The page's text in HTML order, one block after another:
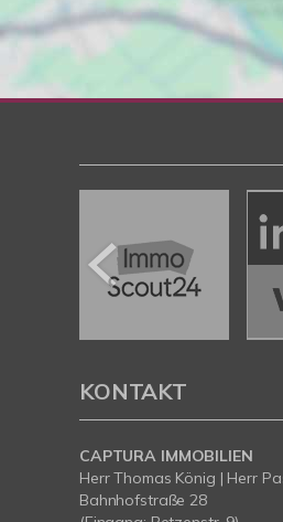
KONTAKT
CAPTURA IMMOBILIEN
Herr Thomas König | Herr
Bahnhofstraße 28